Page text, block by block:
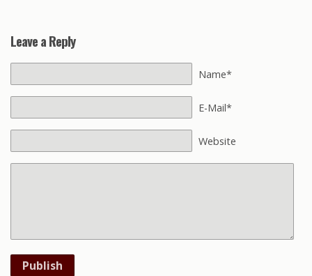
Leave a Reply
Name*
E-Mail*
Website
Publish